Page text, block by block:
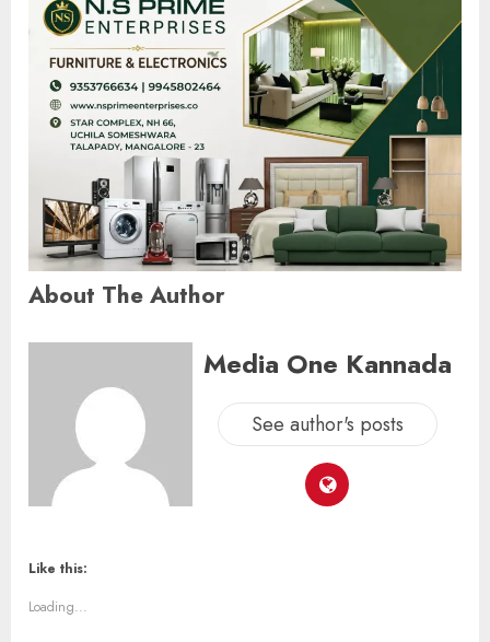
About The Author
Media One Kannada
See author's posts
Like this:
Loading...